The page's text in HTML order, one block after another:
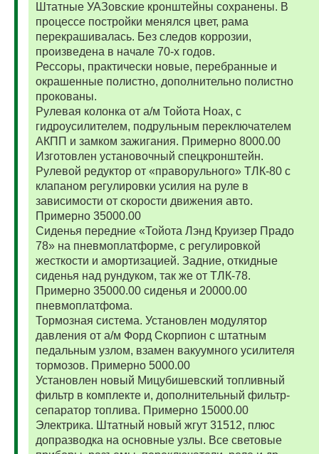
Штатные УАЗовские кронштейны сохранены. В
процессе постройки менялся цвет, рама
перекрашивалась. Без следов коррозии,
произведена в начале 70-х годов.
Рессоры, практически новые, перебранные и
окрашенные полистно, дополнительно полистно
прокованы.
Рулевая колонка от а/м Тойота Ноах, с
гидроусилителем, подрульным переключателем
АКПП и замком зажигания. Примерно 8000.00
Изготовлен установочный спецкронштейн.
Рулевой редуктор от «праворульного» ТЛК-80 с
клапаном регулировки усилия на руле в
зависимости от скорости движения авто.
Примерно 35000.00
Сиденья передние «Тойота Лэнд Круизер Прадо
78» на пневмоплатформе, с регулировкой
жесткости и амортизацией. Задние, откидные
сиденья над рундуком, так же от ТЛК-78.
Примерно 35000.00 сиденья и 20000.00
пневмоплатфома.
Тормозная система. Установлен модулятор
давления от а/м Форд Скорпион с штатным
педальным узлом, взамен вакуумного усилителя
тормозов. Примерно 5000.00
Установлен новый Мицубишевский топливный
фильтр в комплекте и, дополнительный фильтр-
сепаратор топлива. Примерно 15000.00
Электрика. Штатный новый жгут 31512, плюс
допразводка на основные узлы. Все световые